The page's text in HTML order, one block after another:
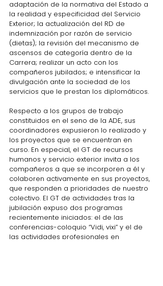
adaptación de la normativa del Estado a
la realidad y especificidad del Servicio
Exterior; la actualización del RD de
indemnización por razón de servicio
(dietas); la revisión del mecanismo de
ascensos de categoría dentro de la
Carrera; realizar un acto con los
compañeros jubilados; e intensificar la
divulgación ante la sociedad de los
servicios que le prestan los diplomáticos.
Respecto a los grupos de trabajo
constituidos en el seno de la ADE, sus
coordinadores expusieron lo realizado y
los proyectos que se encuentran en
curso. En especial, el GT de recursos
humanos y servicio exterior invita a los
compañeros a que se incorporen a él y
colaboren activamente en sus proyectos,
que responden a prioridades de nuestro
colectivo. El GT de actividades tras la
jubilación expuso dos programas
recientemente iniciados: el de las
conferencias-coloquio “Vidi, vixi” y el de
las actividades profesionales en